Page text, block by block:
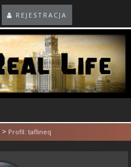
REJESTRACJA
> Profil: taflineq